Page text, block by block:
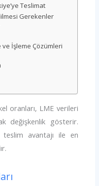
Teslimat
Gerekenler
İşleme Çözümleri
oranları, LME verileri
değişkenlik gösterir.
avantajı ile en